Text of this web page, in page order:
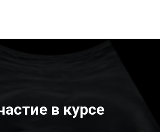
в курсе